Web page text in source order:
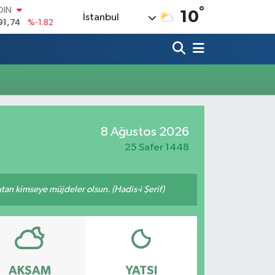
%-1.82
%0.18
İstanbul 10°
8 Ağustos 2026
25 Safer 1448
kimseye müjdeler olsun. (Hadis-i Şerif)
AKŞAM YATSI